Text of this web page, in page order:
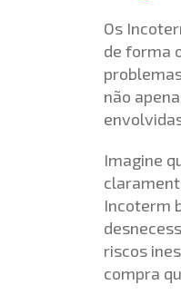
Os
de forma
não
Imagine
Incoterm
riscos
compra